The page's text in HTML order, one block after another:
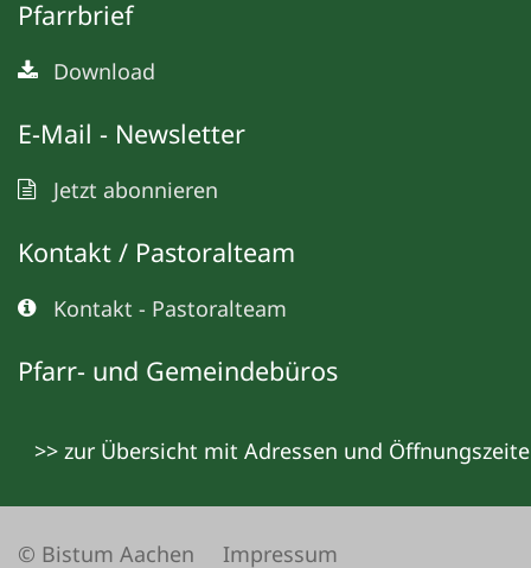
Pfarrbrief
Download
E-Mail - Newsletter
Jetzt abonnieren
Kontakt / Pastoralteam
Kontakt - Pastoralteam
Pfarr- und Gemeindebüros
>> zur Übersicht mit Adressen und
© Bistum Aachen Impressum